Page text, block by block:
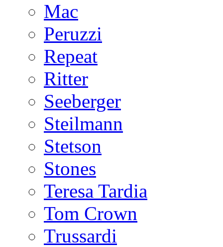
Mac
Peruzzi
Repeat
Ritter
Seeberger
Steilmann
Stetson
Stones
Teresa Tardia
Tom Crown
Trussardi